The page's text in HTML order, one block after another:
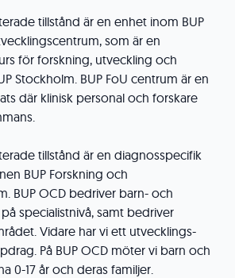
tillstånd är en enhet inom BUP
som är en
för forskning, utveckling och
Stockholm. BUP FoU centrum är en
där klinisk personal och forskare
tillstånd är en diagnosspecifik
BUP Forskning och
BUP OCD bedriver barn- och
specialistnivå, samt bedriver
Vidare har vi ett utvecklings-
På BUP OCD möter vi barn och
0-17 år och deras familjer.